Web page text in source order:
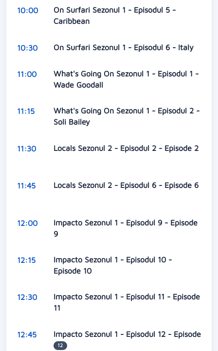
10:00
On Surfari Sezonul 1 - Episodul 5 -
Caribbean
10:30 On Surfari Sezonul 1 - Episodul 6 - Italy
11:00
What's Going On Sezonul 1 - Episodul 1 -
Wade Goodall
11:15
What's Going On Sezonul 1 - Episodul 2 -
Soli Bailey
11:30 Locals Sezonul 2 - Episodul 2 - Episode 2
11:45 Locals Sezonul 2 - Episodul 6 - Episode 6
12:00
Impacto Sezonul 1 - Episodul 9 - Episode
9
12:15
Impacto Sezonul 1 - Episodul 10 -
Episode 10
12:30
Impacto Sezonul 1 - Episodul 11 - Episode
11
12:45 Impacto Sezonul 1 - Episodul 12 - Episode
12